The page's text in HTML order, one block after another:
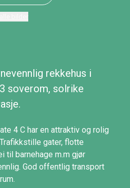
rekkehus i
soverom, solrike
4 C har en attraktiv og rolig
gater, flotte
til barnehage m.m gjør
God offentlig transport